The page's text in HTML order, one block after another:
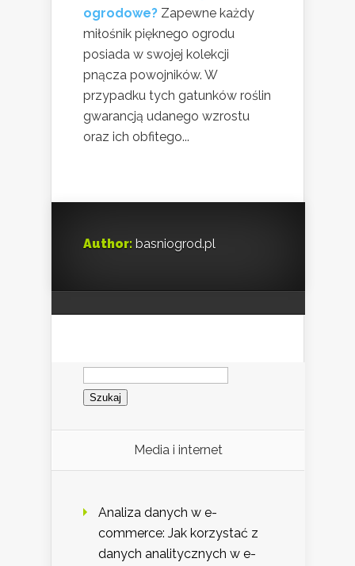
ogrodowe? Zapewne każdy
miłośnik pięknego ogrodu
posiada w swojej kolekcji
pnącza powojników. W
przypadku tych gatunków roślin
gwarancją udanego wzrostu
oraz ich obfitego...
Author: basniogrod.pl
Szukaj:
Media i internet
Analiza danych w e-
commerce: Jak korzystać z
danych analitycznych w e-